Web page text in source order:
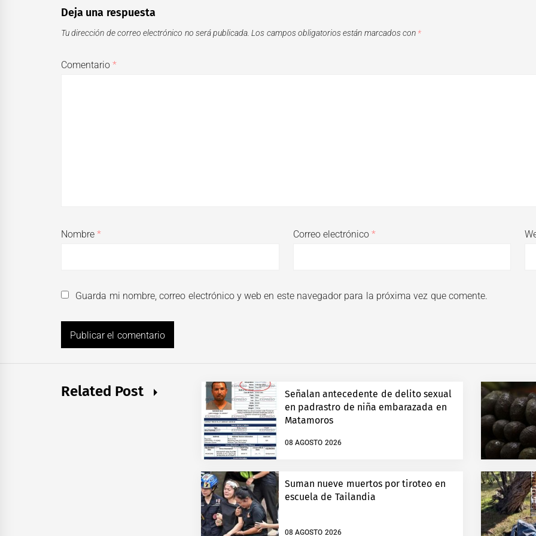
Deja una respuesta
Tu dirección de correo electrónico no será publicada. Los campos obligatorios están marcados con *
Comentario*
Nombre* Correo electrónico*
Guarda mi nombre, correo electrónico y web en este navegador para la próxima vez que comente.
Related Post
Señalan antecedente de delito sexual
en padrastro de niña embarazada en
Matamoros
08 AGOSTO 2026
Suman nueve muertos por tiroteo en
escuela de Tailandia
08 AGOSTO 2026